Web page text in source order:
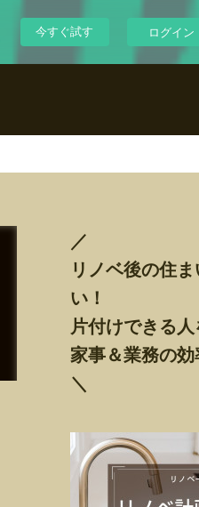
今すぐ試す ログイン
／
リノベ後の住
い！
片付けできる
家事＆業務の
＼